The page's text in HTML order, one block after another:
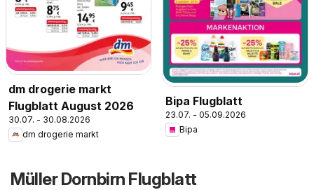
dm drogerie markt
Flugblatt August 2026
30.07. - 30.08.2026
dm drogerie markt
Bipa Flugblatt
23.07. - 05.09.2026
Bipa
Müller Dornbirn Flugblatt